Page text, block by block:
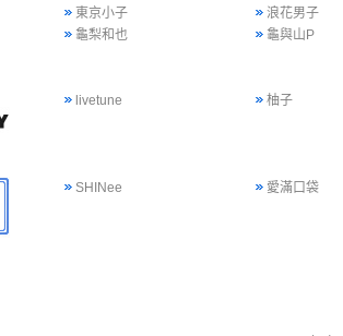
東京小子
浪花男子
龜梨和也
龜與山P
livetune 柚子
SHINee 愛滿口袋